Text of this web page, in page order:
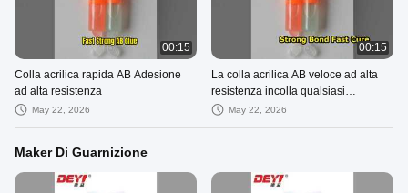
00:15
Colla acrilica rapida AB Adesione
ad alta resistenza
May 22, 2026
00:15
La colla acrilica AB veloce ad alta
resistenza incolla qualsiasi
superficie
May 22, 2026
Maker Di Guarnizione